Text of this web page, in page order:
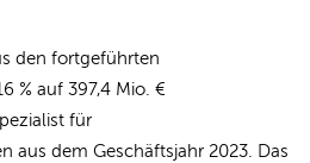
den fortgeführten
% auf 397,4 Mio. €
für
aus dem Geschäftsjahr 2023. Das